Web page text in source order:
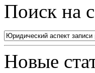
Поиск на
Новые